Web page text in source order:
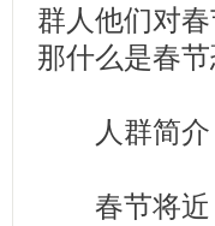
群人他们对
那什么是春
人群简介
春节将近，